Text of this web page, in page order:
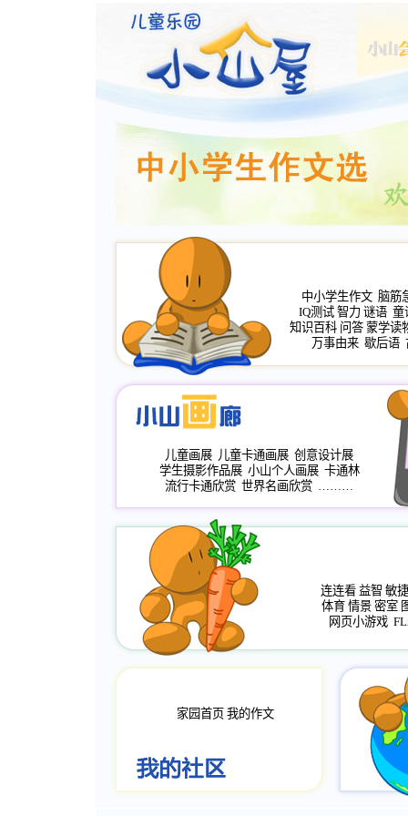
中小学生作文 脑筋
IQ测试 智力 谜语 童
知识百科 问答 蒙学读
万事由来 歇后语
儿童画展 儿童卡通画展 创意设计展
学生摄影作品展 小山个人画展 卡通林
流行卡通欣赏 世界名画欣赏 ………
连连看 益智 敏捷
体育 情景 密室
网页小游戏
家园首页 我的作文